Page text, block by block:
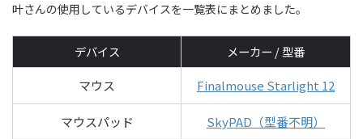
叶さんの使用しているデバイスを一覧表にまとめました。
デバイス
メーカー / 型番
マウス
Finalmouse Starlight 12
マウスパッド SkyPAD（型番不明）